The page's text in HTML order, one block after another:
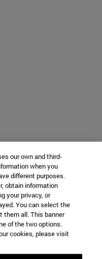
our own and third-
when you
different purposes.
obtain information
your privacy, or
You can select the
them all. This banner
of the two options.
cookies, please visit